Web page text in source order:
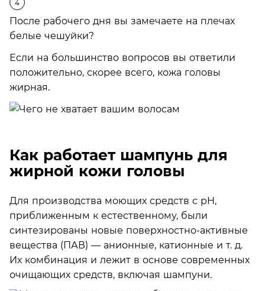
После рабочего дня вы замечаете на плечах
белые чешуйки?
Если на большинство вопросов вы ответили
положительно, скорее всего, кожа головы
жирная.
Как работает шампунь для
жирной кожи головы
Для производства моющих средств с pH,
приближенным к естественному, были
синтезированы новые поверхностно-активные
вещества (ПАВ) — анионные, катионные и т. д.
Их комбинация и лежит в основе современных
очищающих средств, включая шампуни.